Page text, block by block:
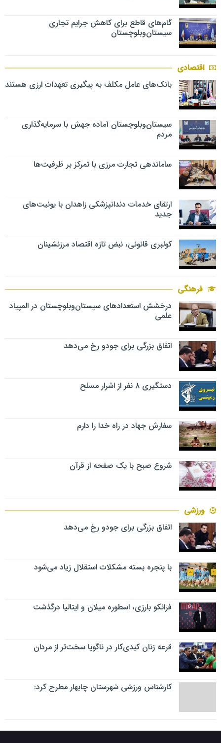
گام‌های قاطع برای کاهش جرایم تجاری
سیستان‌وبلوچستان
اقتصادی
بانک‌های عامل مکلف به پیگیری تعهدات ارزی هستند
سیستان‌وبلوچستان آماده جهش با سرمایه‌گذاری
مردم
ساماندهی تجارت مرزی با تمرکز بر ظرفیت‌ها
ارتقای خدمات دندانپزشکی زاهدان با یونیت‌های
جدید
کولبری قانونی، نبض تازه اقتصاد مرزنشینان
فرهنگی
درخشش استعدادهای سیستان‌وبلوچستان در المپیاد
علمی
اتفاق بزرگی برای جودو رخ می‌دهد
دستگیری ۸ نفر از اشرار مسلح
سفارش جهاد در راه خدا را دارم
شروع صبح با یک صفحه از قرآن
ورزشی
اتفاق بزرگی برای جودو رخ می‌دهد
با پنجره بسته مشکلات استقلال زیاد می‌شود
فرانکو بارزی، اسطوره میلان و ایتالیا درگذشت
قرعه زنان کبدی‌کار در ناگویا سخت‌تر از مردان
کارشناس ورزشی شهرستان چابهار مطرح کرد: